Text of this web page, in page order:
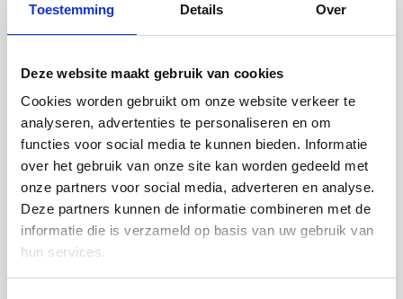
Toestemming Details Over
Deze website maakt gebruik van cookies
Cookies worden gebruikt om onze website verkeer te
analyseren, advertenties te personaliseren en om
functies voor social media te kunnen bieden. Informatie
over het gebruik van onze site kan worden gedeeld met
onze partners voor social media, adverteren en analyse.
Deze partners kunnen de informatie combineren met de
informatie die is verzameld op basis van uw gebruik van
hun services.
Categorieën
WTW FILTERS
LUCHTVERWARMING FILTERS
FILTERDOEKEN / MATTEN